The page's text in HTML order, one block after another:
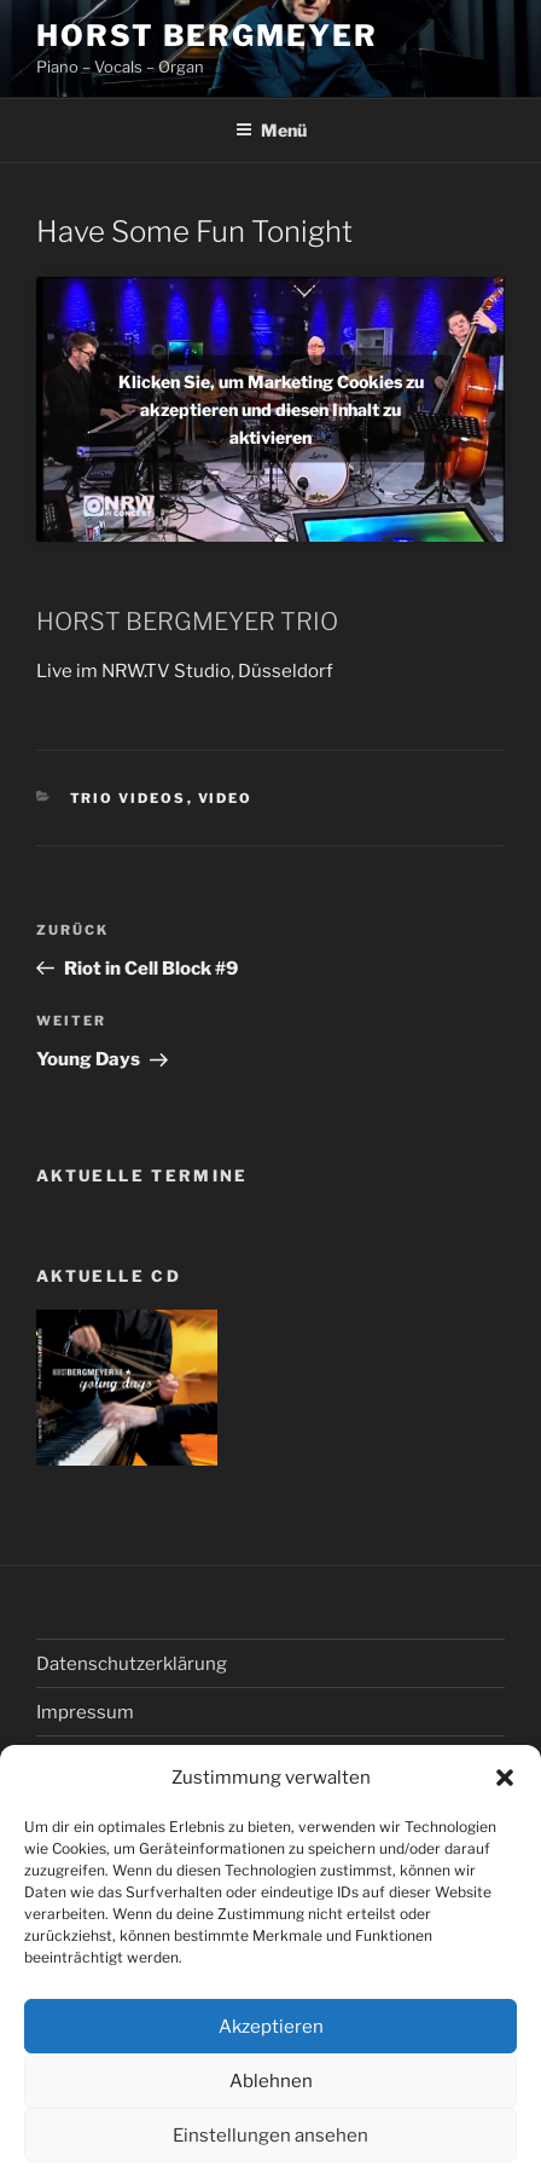
Zustimmung verwalten
Um dir ein optimales Erlebnis zu bieten, verwenden wir Technologien
wie Cookies, um Geräteinformationen zu speichern und/oder darauf
zuzugreifen. Wenn du diesen Technologien zustimmst, können wir
Daten wie das Surfverhalten oder eindeutige IDs auf dieser Website
verarbeiten. Wenn du deine Zustimmung nicht erteilst oder
zurückziehst, können bestimmte Merkmale und Funktionen
beeinträchtigt werden.
Akzeptieren
Ablehnen
Einstellungen ansehen
Inhalt
springen
HORST BERGMEYER
Piano – Vocals – Organ
Menü
Have Some Fun Tonight
Klicken Sie, um Marketing Cookies zu
akzeptieren und diesen Inhalt zu
aktivieren
HORST BERGMEYER TRIO
Live im NRW.TV Studio, Düsseldorf
KATEGORIEN
TRIO VIDEOS , VIDEO
Beitragsnavigation
Vorheriger
Beitrag
ZURÜCK
Riot in Cell Block #9
Nächster
Beitrag
WEITER
Young Days
AKTUELLE TERMINE
AKTUELLE CD
Datenschutzerklärung
Impressum
Cookie-Richtlinie (EU)
Headerfoto: Manfred Pollert